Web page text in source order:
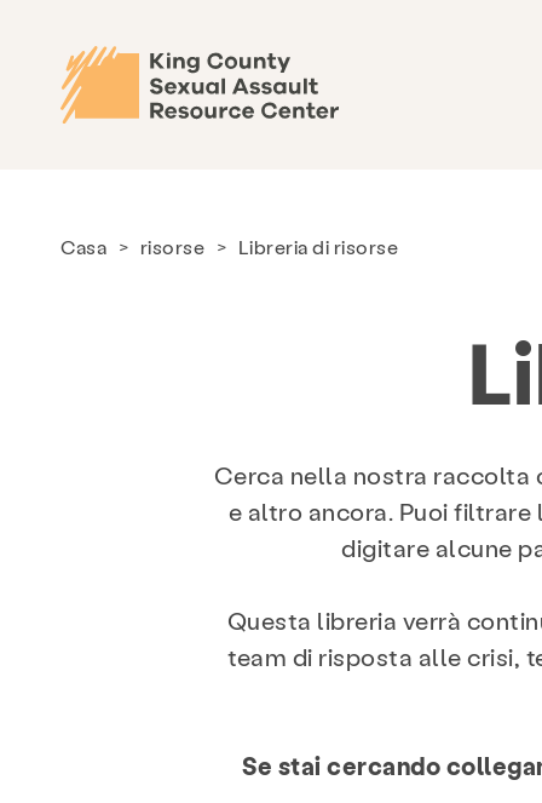
Casa > risorse > Libreria di risorse
Cerca nella nostra raccolta
e altro ancora. Puoi
digitare alcune
Questa libreria verrà
team di risposta alle crisi,
Se stai cercando